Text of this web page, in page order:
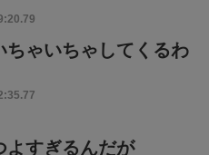
ちゃいちゃしてくるわ
よすぎるんだが